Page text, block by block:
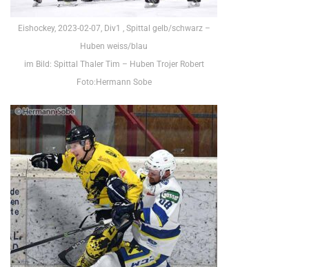
Eishockey, 2023-02-07, Div1 , Spittal gelb/schwarz –
Huben weiss/blau
im Bild: Spittal Thaler Tim – Huben Trojer Robert
Foto:Hermann Sobe